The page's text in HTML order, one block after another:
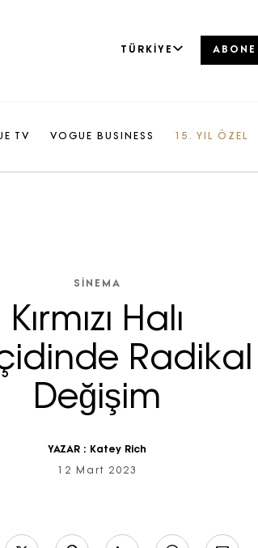
TÜRKIYE
TV VOGUE BUSINESS 15. YIL ÖZEL
SİNEMA
Kırmızı Halı
Radikal
Değişim
YAZAR : Katey Rich
12 Mart 2023